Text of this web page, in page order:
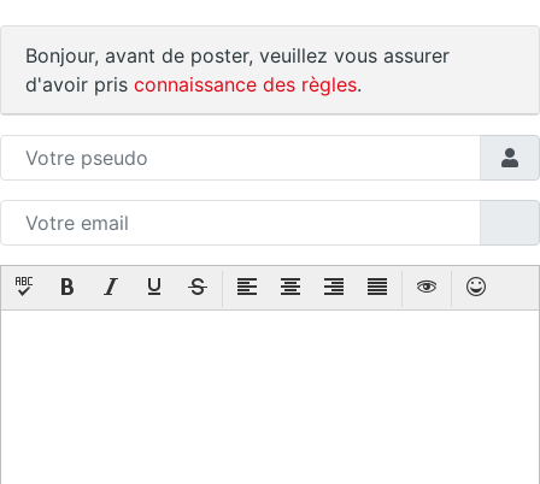
Bonjour, avant de poster, veuillez vous assurer
d'avoir pris connaissance des règles.